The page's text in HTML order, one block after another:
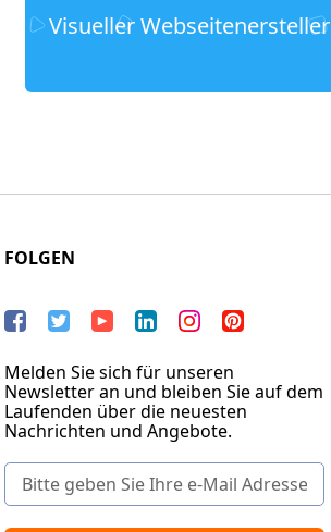
Visueller Webseitenersteller
FOLGEN
Melden Sie sich für unseren
Newsletter an und bleiben Sie auf dem
Laufenden über die neuesten
Nachrichten und Angebote.